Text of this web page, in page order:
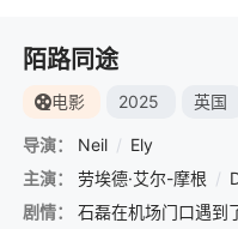
陌路同途
电影 2025 英国
导演： Neil / Ely
主演：
劳埃德·艾尔-摩根 /
剧情：